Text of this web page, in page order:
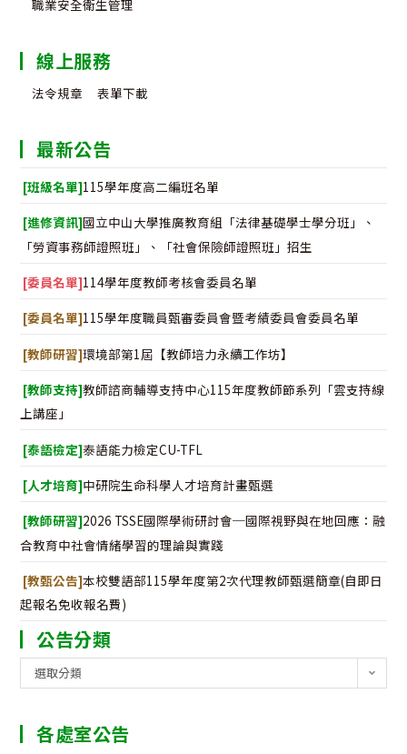
職業安全衛生管理
線上服務
法令規章 表單下載
最新公告
[班級名單]115學年度高二編班名單
[進修資訊]國立中山大學推廣教育組「法律基礎學士學分班」、
「勞資事務師證照班」、「社會保險師證照班」招生
[委員名單]114學年度教師考核會委員名單
[委員名單]115學年度職員甄審委員會暨考績委員會委員名單
[教師研習]環境部第1屆【教師培力永續工作坊】
[教師支持]教師諮商輔導支持中心115年度教師節系列「雲支持線
上講座」
[泰語檢定]泰語能力檢定CU-TFL
[人才培育]中研院生命科學人才培育計畫甄選
[教師研習]2026 TSSE國際學術研討會─國際視野與在地回應：融
合教育中社會情緒學習的理論與實踐
[教甄公告]本校雙語部115學年度第2次代理教師甄選簡章(自即日
起報名免收報名費)
公告分類
告
類
選取分類
各處室公告